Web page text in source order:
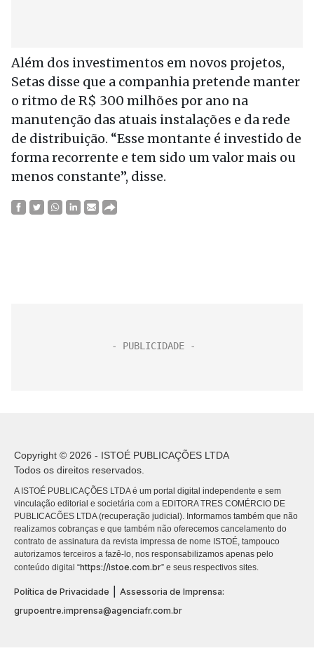
Além dos investimentos em novos projetos,
Setas disse que a companhia pretende manter
o ritmo de R$ 300 milhões por ano na
manutenção das atuais instalações e da rede
de distribuição. “Esse montante é investido de
forma recorrente e tem sido um valor mais ou
menos constante”, disse.
Copyright © 2026 - ISTOÉ PUBLICAÇÕES LTDA
Todos os direitos reservados.
A ISTOÉ PUBLICAÇÕES LTDA é um portal digital independente e sem
vinculação editorial e societária com a EDITORA TRES COMÉRCIO DE
PUBLICACÕES LTDA (recuperação judicial). Informamos também que não
realizamos cobranças e que também não oferecemos cancelamento do
contrato de assinatura da revista impressa de nome ISTOÉ, tampouco
autorizamos terceiros a fazê-lo, nos responsabilizamos apenas pelo
conteúdo digital “https://istoe.com.br” e seus respectivos sites.
Política de Privacidade
Assessoria de Imprensa:
grupoentre.imprensa@agenciafr.com.br